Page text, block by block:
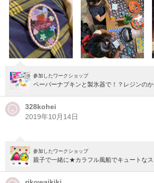
参加したワークショップ
ペーパーナプキンと製氷器で！？レジンの
328kohei
2019年10月14日
参加したワークショップ
親子で一緒に★カラフル風船でキュートなス